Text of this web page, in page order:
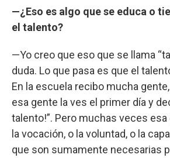
—¿Eso es algo que se educa o
el talento?
—Yo creo que eso que se llama
duda. Lo que pasa es que el
En la escuela recibo mucha
esa gente la ves el primer día y
talento!”. Pero muchas veces
la vocación, o la voluntad, o la
que son sumamente necesarias